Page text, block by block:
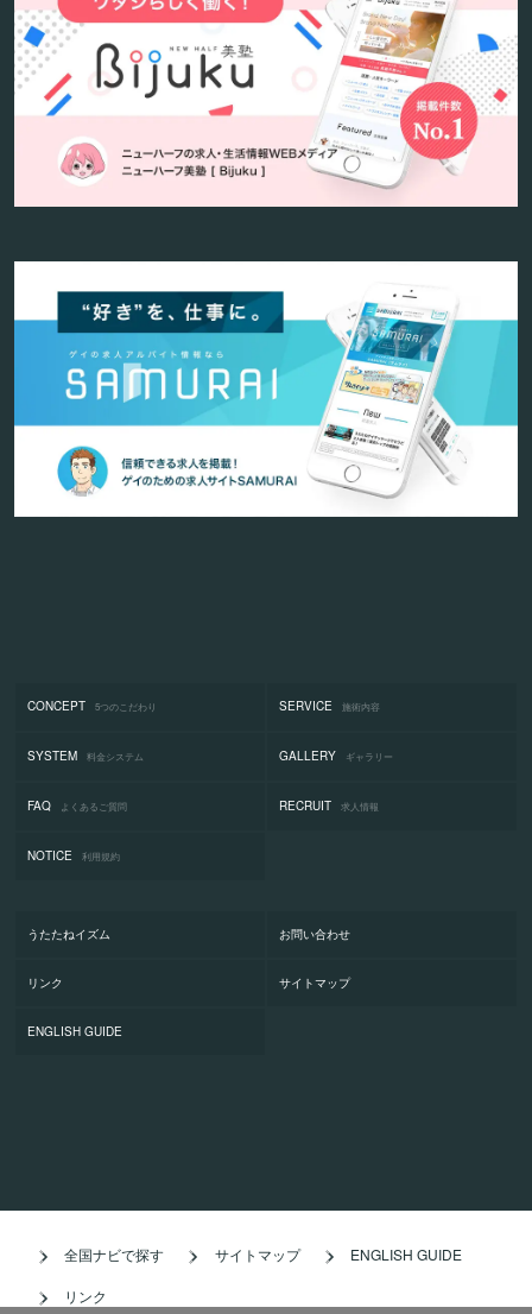
CONCEPT 5つのこだわり SERVICE 施術内容
SYSTEM 料金システム GALLERY ギャラリー
FAQ よくあるご質問 RECRUIT 求人情報
NOTICE 利用規約
うたたねイズム お問い合わせ
リンク サイトマップ
ENGLISH GUIDE
全国ナビで探す サイトマップ ENGLISH GUIDE
リンク